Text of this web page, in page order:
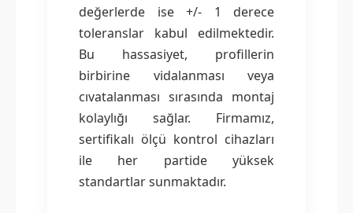
değerlerde ise +/- 1 derece
toleranslar kabul edilmektedir.
Bu hassasiyet, profillerin
birbirine vidalanması veya
cıvatalanması sırasında montaj
kolaylığı sağlar. Firmamız,
sertifikalı ölçü kontrol cihazları
ile her partide yüksek
standartlar sunmaktadır.